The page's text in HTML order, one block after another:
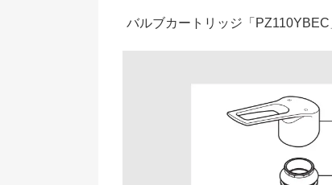
バルブカートリッジ「PZ110YBEC